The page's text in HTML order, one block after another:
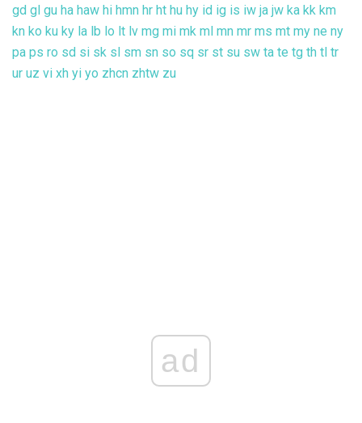
gd gl gu ha haw hi hmn hr ht hu hy id ig is iw ja jw ka kk km
kn ko ku ky la lb lo lt lv mg mi mk ml mn mr ms mt my ne ny
pa ps ro sd si sk sl sm sn so sq sr st su sw ta te tg th tl tr
ur uz vi xh yi yo zhcn zhtw zu
ad